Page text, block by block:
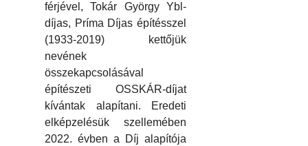
férjével, Tokár György Ybl-
díjas, Príma Díjas építésszel
(1933-2019) kettőjük
nevének
összekapcsolásával
építészeti OSSKÁR-díjat
kívántak alapítani. Eredeti
elképzelésük szellemében
2022. évben a Díj alapítója